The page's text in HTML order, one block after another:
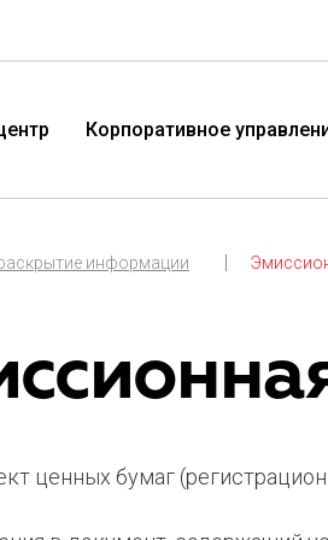
Технологичная розничная
Корпоративное
информации
ценных бумаг